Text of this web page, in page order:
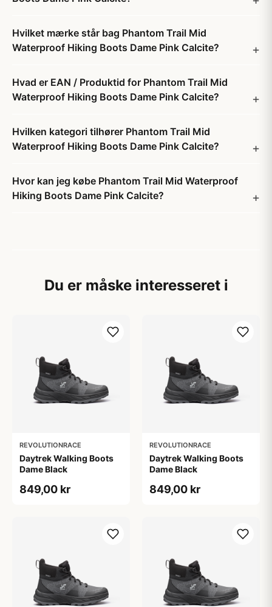
Hvilket mærke står bag Phantom Trail Mid
Waterproof Hiking Boots Dame Pink Calcite?
Hvad er EAN / Produktid for Phantom Trail Mid
Waterproof Hiking Boots Dame Pink Calcite?
Hvilken kategori tilhører Phantom Trail Mid
Waterproof Hiking Boots Dame Pink Calcite?
Hvor kan jeg købe Phantom Trail Mid Waterproof
Hiking Boots Dame Pink Calcite?
Du er måske interesseret i
REVOLUTIONRACE
Daytrek Walking Boots
Dame Black
849,00 kr
REVOLUTIONRACE
Daytrek Walking Boots
Dame Black
849,00 kr